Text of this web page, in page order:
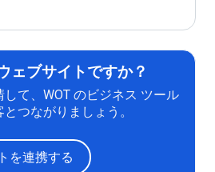
ェブサイトですか？
て、WOT のビジネス ツール
つながりましょう。
を連携する